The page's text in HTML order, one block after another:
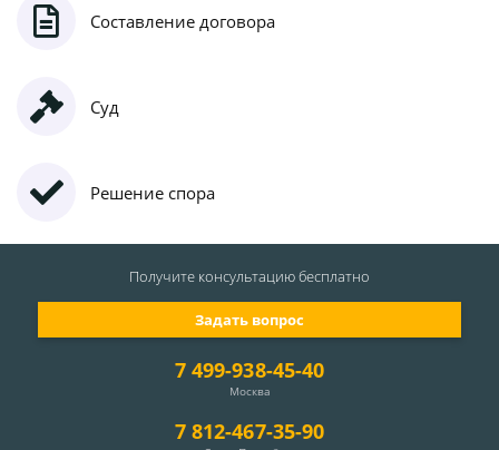
Составление договора
Суд
Решение спора
7 499-938-45-40
Москва
7 812-467-35-90
Задать вопрос
Получите консультациюбесплатно